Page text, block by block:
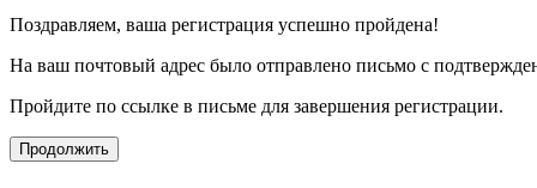
Поздравляем, ваша регистрация успешно пройдена!
На ваш почтовый адрес было отправлено письмо с
Пройдите по ссылке в письме для завершения регистрации.
Продолжить